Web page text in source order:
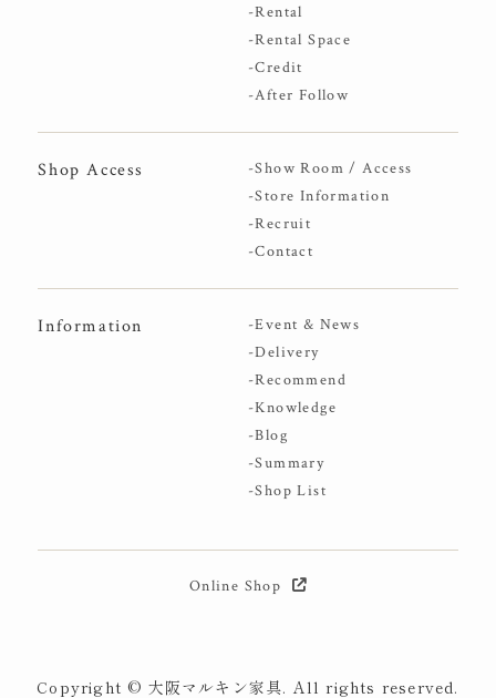
-Rental
-Rental Space
-Credit
-After Follow
Shop Access
-Show Room / Access
-Store Information
-Recruit
-Contact
Information
-Event & News
-Delivery
-Recommend
-Knowledge
-Blog
-Summary
-Shop List
Online Shop
Copyright © 大阪マルキン家具. All rights reserved.